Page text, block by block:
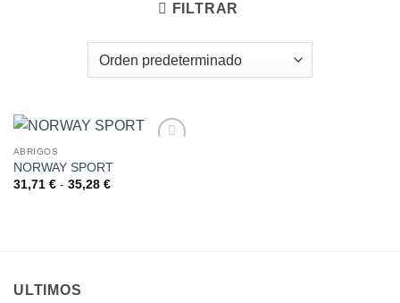
FILTRAR
ABRIGOS
NORWAY SPORT
31,71 € - 35,28 €Rango
ULTIMOS